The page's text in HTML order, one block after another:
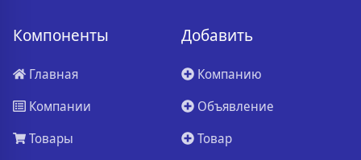
Компоненты
Главная
Компании
Товары
Добавить
Компанию
Объявление
Товар